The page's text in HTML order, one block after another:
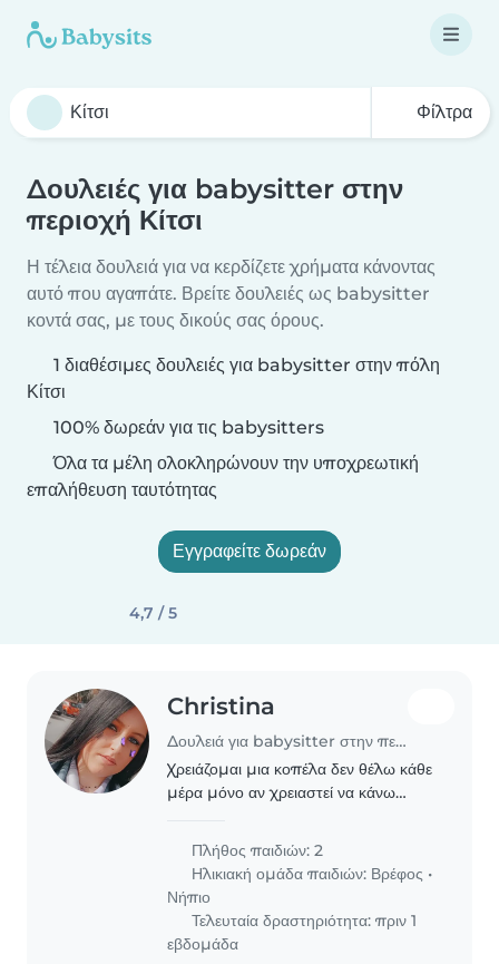
Φίλτρα
Δουλειές για babysitter στην
περιοχή Κίτσι
Η τέλεια δουλειά για να κερδίζετε χρήματα κάνοντας
αυτό που αγαπάτε. Βρείτε δουλειές ως babysitter
κοντά σας, με τους δικούς σας όρους.
1 διαθέσιμες δουλειές για babysitter στην πόλη
Κίτσι
100% δωρεάν για τις babysitters
Όλα τα μέλη ολοκληρώνουν την υποχρεωτική
επαλήθευση ταυτότητας
Εγγραφείτε δωρεάν
4,7 / 5
Christina
Δουλειά για babysitter στην περιοχή Κίτσι
Χρειάζομαι μια κοπέλα δεν θέλω κάθε
μέρα μόνο αν χρειαστεί να κάνω
γιατρό δλδ οπότε χρειαστώ να είναι
φιλική με τα μωρά 3 χρονών κι 1
χρονών για μια..
Πλήθος παιδιών: 2
Ηλικιακή ομάδα παιδιών: Βρέφος •
Νήπιο
Τελευταία δραστηριότητα: πριν 1
εβδομάδα